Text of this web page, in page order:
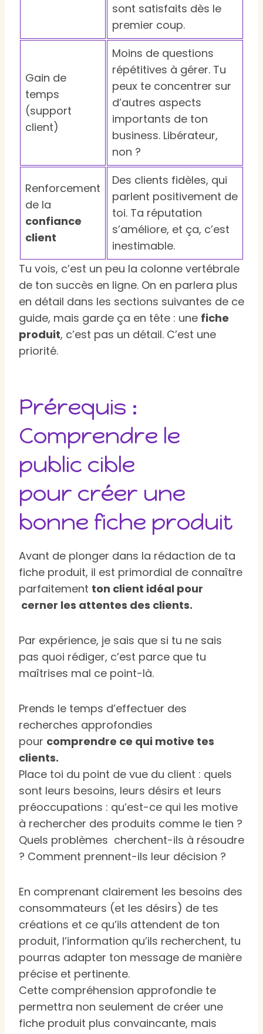
sont satisfaits dès le
premier coup.
Gain de
temps
(support
client)
Moins de questions
répétitives à gérer. Tu
peux te concentrer sur
d’autres aspects
importants de ton
business. Libérateur,
non ?
Renforcement
de la
confiance
client
Des clients fidèles, qui
parlent positivement de
toi. Ta réputation
s’améliore, et ça, c’est
inestimable.
Tu vois, c’est un peu la colonne vertébrale
de ton succès en ligne. On en parlera plus
en détail dans les sections suivantes de ce
guide, mais garde ça en tête : une fiche
produit, c’est pas un détail. C’est une
priorité.
Prérequis :
Comprendre le
public cible
pour créer une
bonne fiche produit
Avant de plonger dans la rédaction de ta
fiche produit, il est primordial de connaître
parfaitement ton client idéal pour
cerner les attentes des clients.
Par expérience, je sais que si tu ne sais
pas quoi rédiger, c’est parce que tu
maîtrises mal ce point-là.
Prends le temps d’effectuer des
recherches approfondies
pour comprendre ce qui motive tes
clients.
Place toi du point de vue du client : quels
sont leurs besoins, leurs désirs et leurs
préoccupations : qu’est-ce qui les motive
à rechercher des produits comme le tien ?
Quels problèmes cherchent-ils à résoudre
? Comment prennent-ils leur décision ?
En comprenant clairement les besoins des
consommateurs (et les désirs) de tes
créations et ce qu’ils attendent de ton
produit, l’information qu’ils recherchent, tu
pourras adapter ton message de manière
précise et pertinente.
Cette compréhension approfondie te
permettra non seulement de créer une
fiche produit plus convaincante, mais